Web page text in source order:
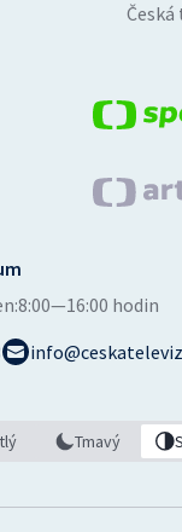
8:00—16:00 hodin
Tmavý